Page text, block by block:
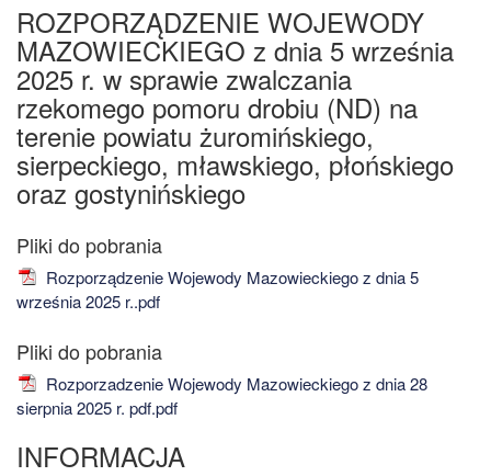
ROZPORZĄDZENIE WOJEWODY
MAZOWIECKIEGO z dnia 5 września
2025 r. w sprawie zwalczania
rzekomego pomoru drobiu (ND) na
terenie powiatu żuromińskiego,
sierpeckiego, mławskiego, płońskiego
oraz gostynińskiego
Rozporządzenie Wojewody Mazowieckiego z dnia 5
września 2025 r..pdf
Rozporzadzenie Wojewody Mazowieckiego z dnia 28
sierpnia 2025 r. pdf.pdf
INFORMACJA